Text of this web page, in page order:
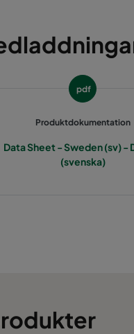
pdf
Produktdokumentation
Data Sheet - Sweden (sv) -
(svenska)